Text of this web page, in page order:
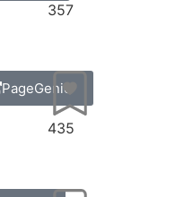
357
PageGenie
435